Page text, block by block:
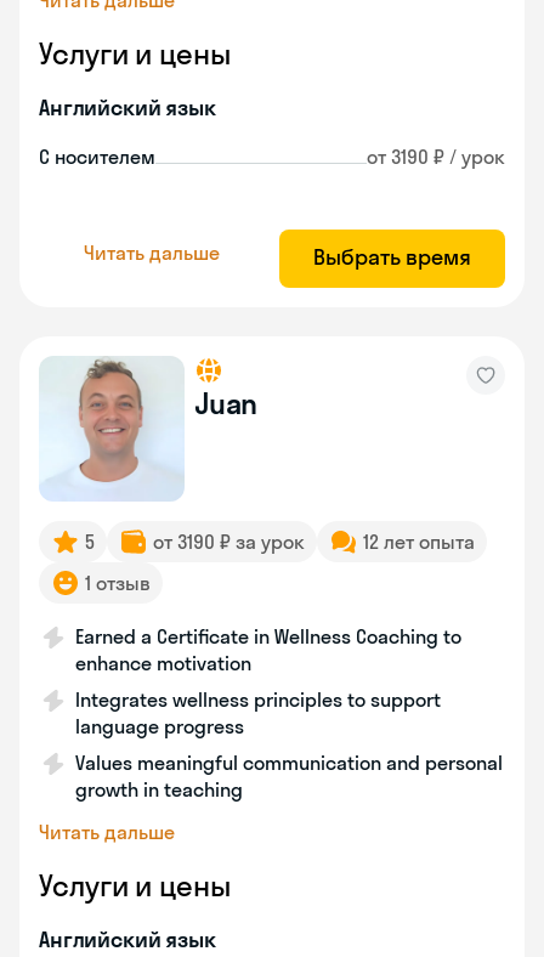
Услуги и цены
Английский язык
С носителем от 3190 ₽ / урок
Читать дальше Выбрать время
Juan
5 от 3190 ₽ за урок
12 лет опыта
1 отзыв
Earned a Certificate in Wellness Coaching to
enhance motivation
Integrates wellness principles to support
language progress
Values meaningful communication and personal
growth in teaching
Читать дальше
Услуги и цены
Английский язык